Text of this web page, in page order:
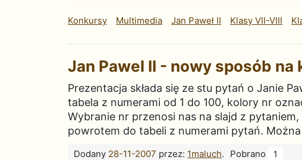
Konkursy Multimedia Jan Paweł II Klasy VII-VIII
Jan Pawel II - nowy sposób
Prezentacja składa się ze stu pytań o Janie
tabela z numerami od 1 do 100, kolory nr
Wybranie nr przenosi nas na slajd z
powrotem do tabeli z numerami pytań.
Dodany 28-11-2007 przez: 1maluch. Pobrano 1